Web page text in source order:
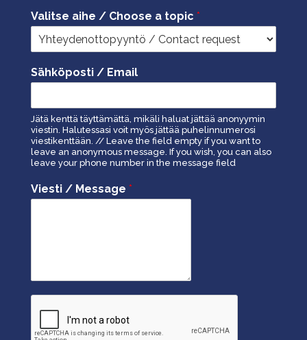
Valitse aihe / Choose a topic *
Sähköposti / Email
Jätä kenttä täyttämättä, mikäli haluat jättää anonyymin
viestin. Halutessasi voit myös jättää puhelinnumerosi
viestikenttään. // Leave the field empty if you want to
leave an anonymous message. If you wish, you can also
leave your phone number in the message field
Viesti / Message *